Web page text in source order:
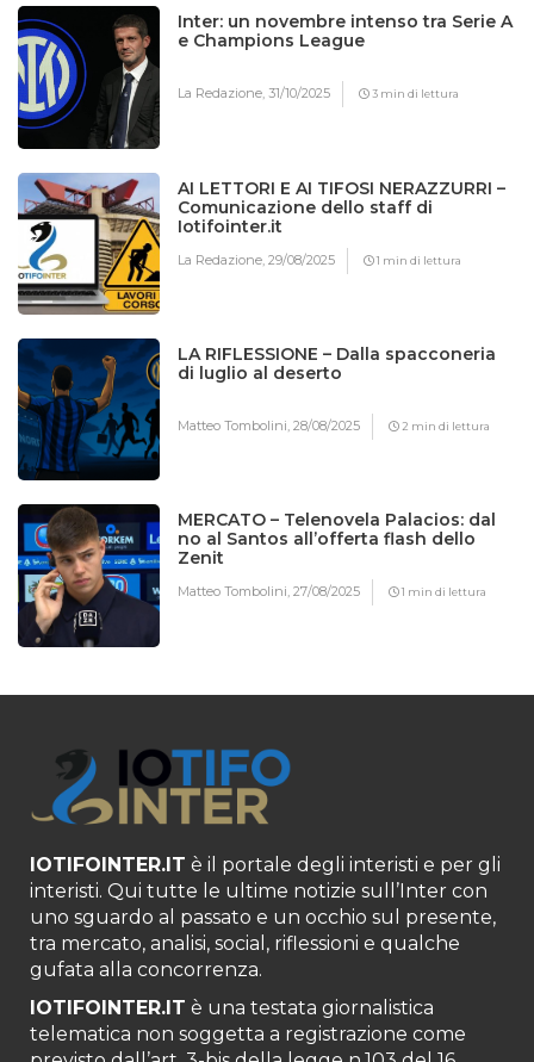
Inter: un novembre intenso tra Serie A
e Champions League
La Redazione,31/10/2025 3 min di lettura
AI LETTORI E AI TIFOSI NERAZZURRI –
Comunicazione dello staff di
Iotifointer.it
La Redazione,29/08/2025 1 min di lettura
LA RIFLESSIONE – Dalla spacconeria
di luglio al deserto
Matteo Tombolini,28/08/2025 2 min di lettura
MERCATO – Telenovela Palacios: dal
no al Santos all’offerta flash dello
Zenit
Matteo Tombolini,27/08/2025 1 min di lettura
IOTIFOINTER.IT è il portale degli interisti e per gli
interisti. Qui tutte le ultime notizie sull’Inter con
uno sguardo al passato e un occhio sul presente,
tra mercato, analisi, social, riflessioni e qualche
gufata alla concorrenza.
IOTIFOINTER.IT è una testata giornalistica
telematica non soggetta a registrazione come